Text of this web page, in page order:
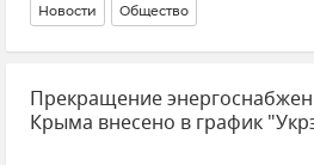
Новости Общество
Поставки электроэнергии в Крым с
Прекращение
Крыма внесено в график